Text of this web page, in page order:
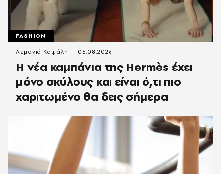
FASHION
Η νέα καμπάνια της Hermès έχει
μόνο σκύλους και είναι ό,τι πιο
χαριτωμένο θα δεις σήμερα
Λεμονιά Καψάλη 05.08.2026